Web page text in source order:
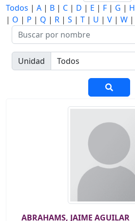
Todos | A | B | C | D | E | F | G | H
| O | P | Q | R | S | T | U | V | W |
Unidad
ABRAHAMS, JAIME AGUILAR